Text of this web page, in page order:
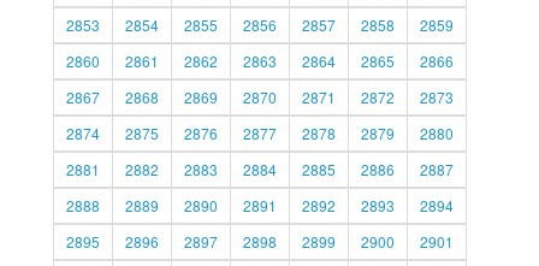
2853
2854 2855 2856 2857 2858
2859
2860
2861 2862 2863 2864 2865
2866
2867
2868 2869 2870 2871 2872
2873
2874
2875 2876 2877 2878 2879
2880
2881
2882 2883 2884 2885 2886
2887
2888
2889 2890 2891 2892 2893
2894
2895
2896 2897 2898 2899 2900
2901